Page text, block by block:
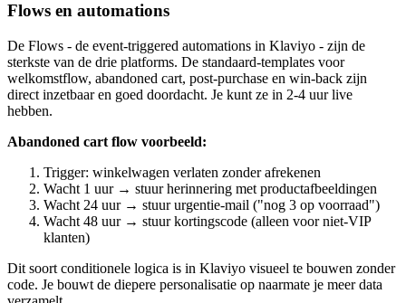
Flows en automations
De Flows - de event-triggered automations in Klaviyo - zijn de
sterkste van de drie platforms. De standaard-templates voor
welkomstflow, abandoned cart, post-purchase en win-back zijn
direct inzetbaar en goed doordacht. Je kunt ze in 2-4 uur live
hebben.
Abandoned cart flow voorbeeld:
Trigger: winkelwagen verlaten zonder afrekenen
Wacht 1 uur → stuur herinnering met productafbeeldingen
Wacht 24 uur → stuur urgentie-mail ("nog 3 op voorraad")
Wacht 48 uur → stuur kortingscode (alleen voor niet-VIP
klanten)
Dit soort conditionele logica is in Klaviyo visueel te bouwen zonder
code. Je bouwt de diepere personalisatie op naarmate je meer data